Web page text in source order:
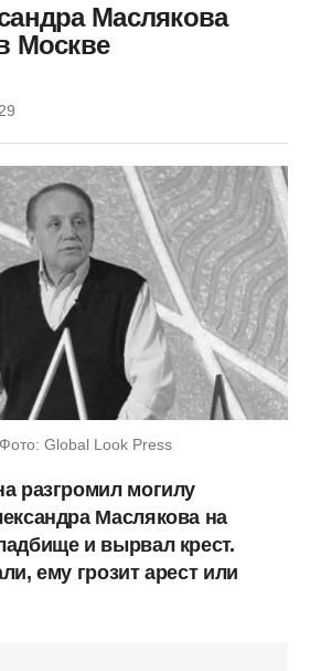
Маслякова
Москве
Global Look Press
разгромил могилу
Маслякова на
и вырвал крест.
ему грозит арест или